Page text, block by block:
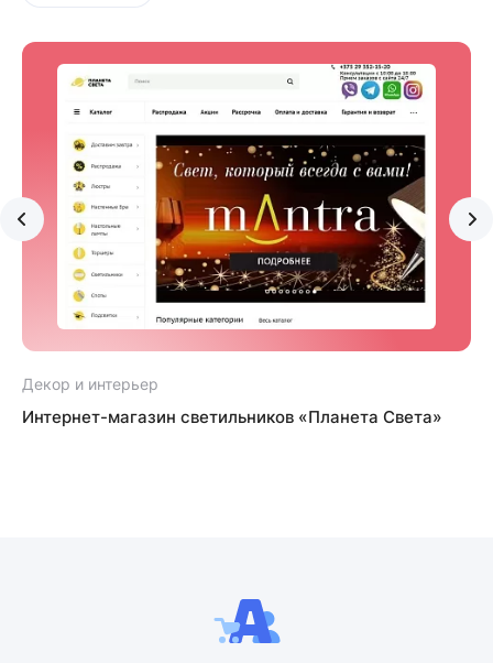
Декор и интерьер
Интернет-магазин светильников «Планета Света»